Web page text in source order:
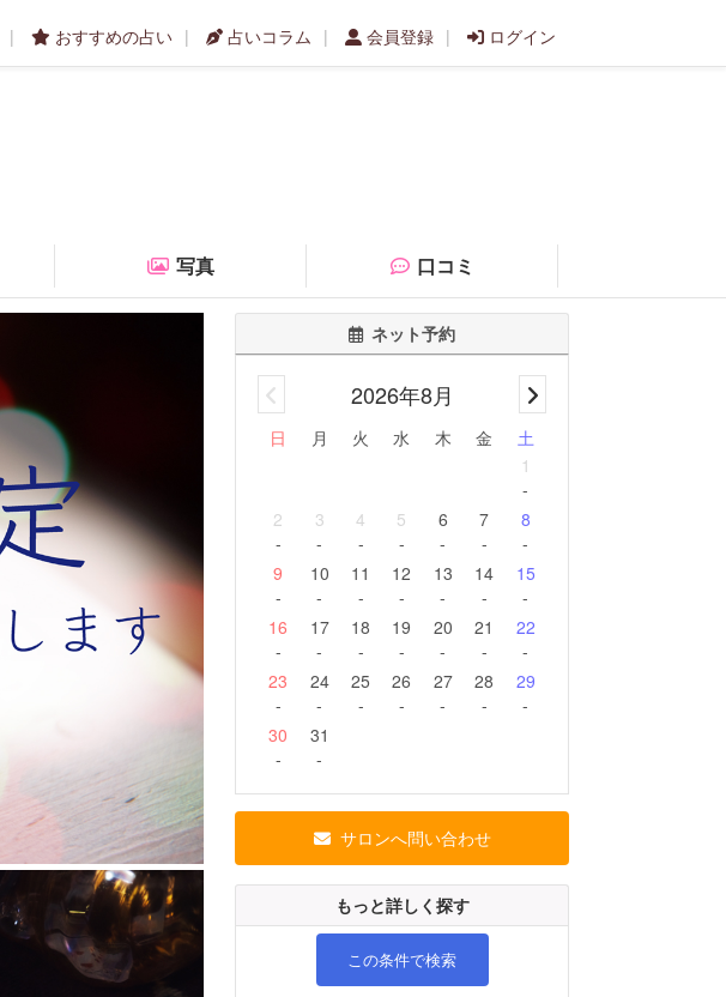
おすすめの占い 占いコラム 会員登録 ログイン
写真 口コミ
ネット予約
2026年8月
日 月 火 水 木 金
土
1
-
2
-
3
-
4
-
5
-
6
-
7
-
8
-
9
-
10
-
11
-
12
-
13
-
14
-
15
-
16
-
17
-
18
-
19
-
20
-
21
-
22
-
23
-
24
-
25
-
26
-
27
-
28
-
29
-
30
-
31
-
サロンへ問い合わせ
もっと詳しく探す
この条件で検索